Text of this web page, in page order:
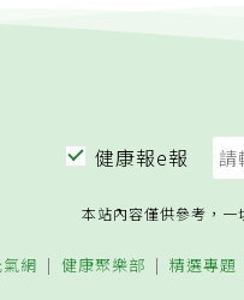
健康報e報
本站內容僅供參考，一
網 健康聚樂部 精選專題